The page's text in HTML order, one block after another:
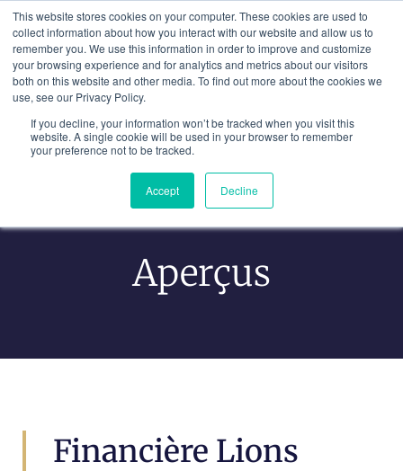
This website stores cookies on your computer. These cookies are used to
collect information about how you interact with our website and allow us to
remember you. We use this information in order to improve and customize
your browsing experience and for analytics and metrics about our visitors
both on this website and other media. To find out more about the cookies we
use, see our Privacy Policy.
If you decline, your information won’t be tracked when you visit this
website. A single cookie will be used in your browser to remember
your preference not to be tracked.
Accept Decline
au
contenu
Tirer Les Leçons De L'expérience
Aperçus
Financière Lions